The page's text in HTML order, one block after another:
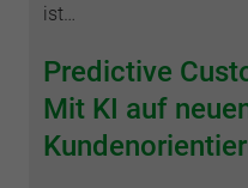
ist…
Predictive
Mit KI auf